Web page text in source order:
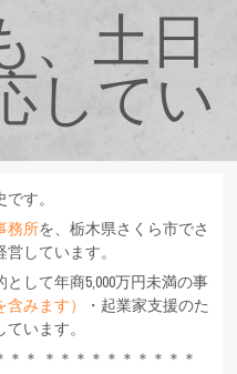
、土日
してい
す。
務所を、栃木県さくら市でさ
しています。
して年商5,000万円未満の事
みます）
・起業家支援のた
います。
＊ ＊＊＊＊＊＊＊＊＊＊